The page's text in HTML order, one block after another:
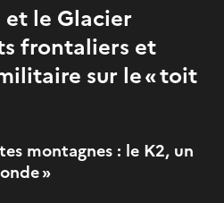
et le Glacier
frontaliers et
sur le « toit
montagnes : le K2, un
»